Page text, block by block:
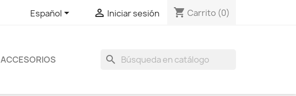
Español  Iniciar sesión shopping_cart Carrito (0)
ACCESORIOS search